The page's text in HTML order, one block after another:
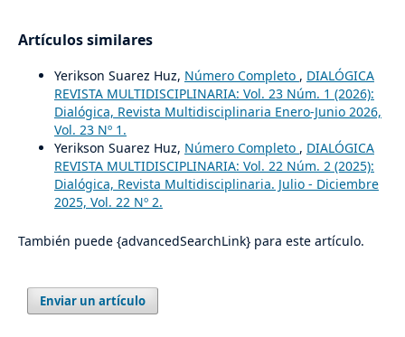
Artículos similares
Yerikson Suarez Huz, Número Completo , DIALÓGICA
REVISTA MULTIDISCIPLINARIA: Vol. 23 Núm. 1 (2026):
Dialógica, Revista Multidisciplinaria Enero-Junio 2026,
Vol. 23 Nº 1.
Yerikson Suarez Huz, Número Completo , DIALÓGICA
REVISTA MULTIDISCIPLINARIA: Vol. 22 Núm. 2 (2025):
Dialógica, Revista Multidisciplinaria. Julio - Diciembre
2025, Vol. 22 Nº 2.
También puede {advancedSearchLink} para este artículo.
Enviar un artículo